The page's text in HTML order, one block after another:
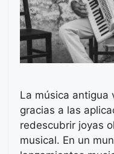
La música antigua
gracias a las
redescubrir joyas
musical. En un